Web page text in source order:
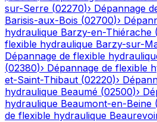
sur-Serre (02270)› Dépannage
Barisis-aux-Bois (02700)›
hydraulique Barzy-en-Thiérache (
flexible hydraulique Barzy-sur-
Dépannage de flexible
(02380)› Dépannage de flexible
et-Saint-Thibaut (02220)›
hydraulique Beaumé (02500)›
hydraulique Beaumont-en-Beine (
de flexible hydraulique